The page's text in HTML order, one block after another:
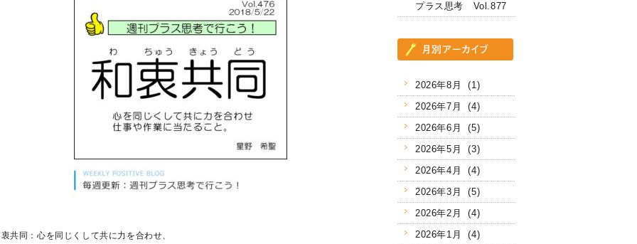
共同：心を同じくして共に力を合わせ、
プラス思考 Vol.877
2026年8月 (1)
2026年7月 (4)
2026年6月 (5)
2026年5月 (3)
2026年4月 (4)
2026年3月 (5)
2026年2月 (4)
2026年1月 (4)